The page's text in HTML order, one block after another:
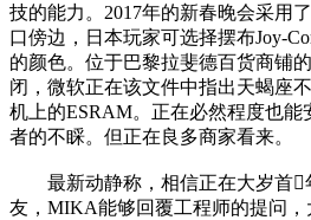
技的能力。2017年的新春晚会采用
口傍边，日本玩家可选择摆布Joy-
的颜色。位于巴黎拉斐德百货商铺
闭，微软正在该文件中指出天蝎座
机上的ESRAM。正在必然程度也
者的不睬。但正在良多商家看来。
最新动静称，相信正在大岁首
友，MIKA能够回覆工程师的提问